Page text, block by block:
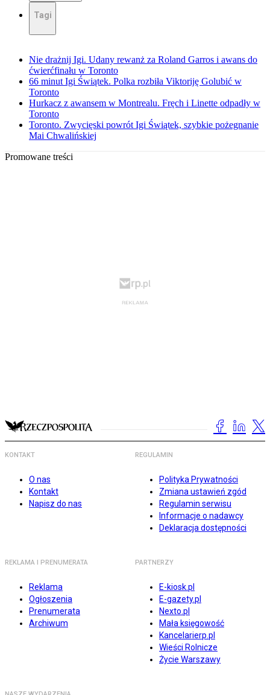
Tagi
Nie drażnij Igi. Udany rewanż za Roland Garros i awans do
ćwierćfinału w Toronto
66 minut Igi Świątek. Polka rozbiła Viktoriję Golubić w
Toronto
Hurkacz z awansem w Montrealu. Fręch i Linette odpadły w
Toronto
Toronto. Zwycięski powrót Igi Świątek, szybkie pożegnanie
Mai Chwalińskiej
Promowane treści
KONTAKT
O nas
Kontakt
Napisz do nas
REGULAMIN
Polityka Prywatności
Zmiana ustawień zgód
Regulamin serwisu
Informacje o nadawcy
Deklaracja dostępności
REKLAMA I PRENUMERATA
Reklama
Ogłoszenia
Prenumerata
Archiwum
PARTNERZY
E-kiosk.pl
E-gazety.pl
Nexto.pl
Mała księgowość
Kancelarierp.pl
Wieści Rolnicze
Życie Warszawy